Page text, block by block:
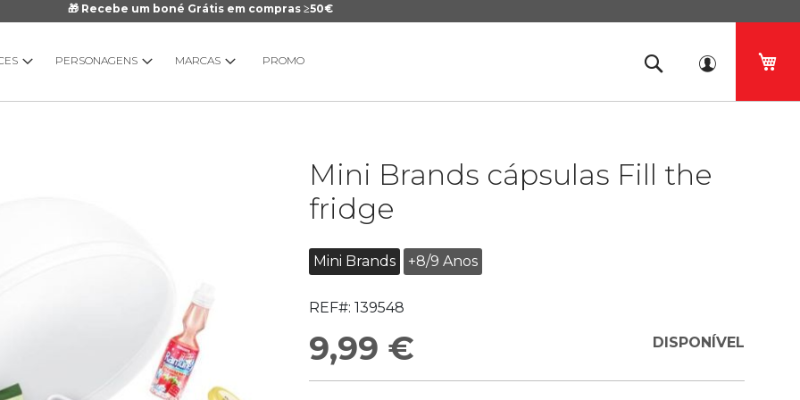
🎁 Recebe um boné Grátis em compras ≥50€
PERSONAGENS MARCAS PROMO
Mini Brands cápsulas Fill the
fridge
Mini Brands +8/9 Anos
REF#: 139548
9,99 € DISPONÍVEL
Galeria
imagens